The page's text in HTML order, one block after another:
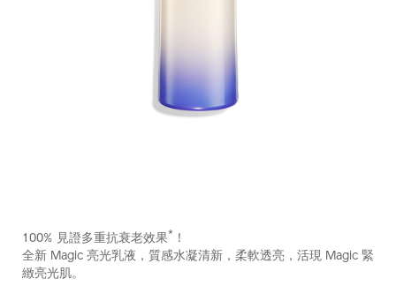
10121045101_hk.html
編
號：
10121045101_hk
100% 見證多重抗衰老效果*
！
全新 Magic 亮光乳液，質感水凝清新，柔軟透亮，活現 Magic 緊
緻亮光肌。